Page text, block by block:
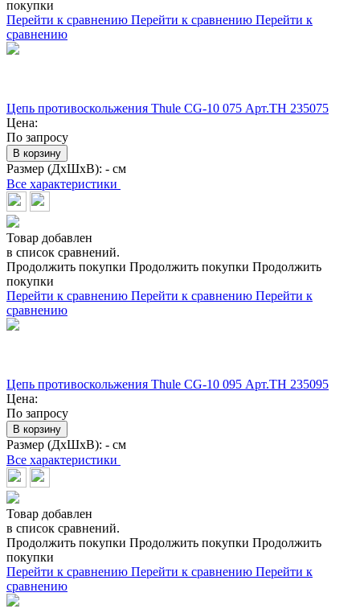
покупки
Перейти к сравнению Перейти к сравнению Перейти к
сравнению
Цепь противоскольжения Thule CG-10 075 Арт.TH 235075
Цена:
По запросу
В корзину
Размер (ДхШхВ): - см
Все характеристики
Товар добавлен
в список сравнений.
Продолжить покупки Продолжить покупки Продолжить
покупки
Перейти к сравнению Перейти к сравнению Перейти к
сравнению
Цепь противоскольжения Thule CG-10 095 Арт.TH 235095
Цена:
По запросу
В корзину
Размер (ДхШхВ): - см
Все характеристики
Товар добавлен
в список сравнений.
Продолжить покупки Продолжить покупки Продолжить
покупки
Перейти к сравнению Перейти к сравнению Перейти к
сравнению